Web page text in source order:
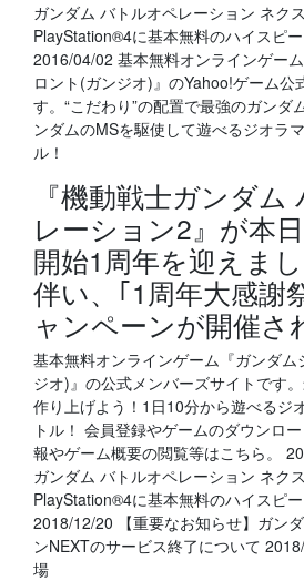
ガンダム バトルオペレーション ネク
PlayStation®4に基本無料のハイスピ
2016/04/02 基本無料オンラインゲー
ロント(ガンジオ)』のYahoo!ゲーム公
す。“こだわり”の配置で最強のガンダ
ンダムのMSを駆使して遊べるジオラ
ル！
『機動戦士ガンダ
レーション2』が本
開始1周年を迎えま
伴い、｢1周年大感謝
ャンペーンが開催さ
基本無料オンラインゲーム『ガンダ
ジオ)』の公式メンバーズサイトです
作り上げよう！1日10分から遊べるジ
トル！ 会員登録やゲームのダウンロ
報やゲーム概要の閲覧等はこちら。
ガンダム バトルオペレーション ネク
PlayStation®4に基本無料のハイスピ
2018/12/20 【重要なお知らせ】ガン
ンNEXTのサービス終了について
場